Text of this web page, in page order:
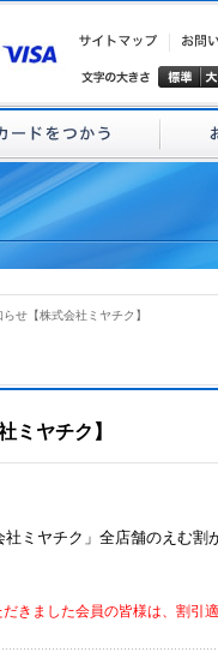
せ【株式会社ミヤチク】
ミヤチク】
ミヤチク」全店舗のえむ
きました会員の皆様は、割引